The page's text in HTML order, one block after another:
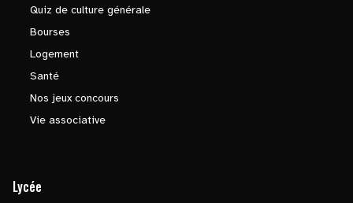
Quiz de culture générale
Bourses
Logement
Santé
Nos jeux concours
Vie associative
Lycée